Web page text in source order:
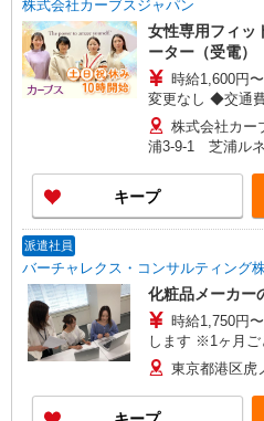
株式会社カーブスジャパン
女性専用フィッ
ーター（受電）
時給1,600円
変更なし ◆交通費別途支給（上限2,000円/日）
《月収例》 月収
8.5時間×月4日※
×月16日※火〜金曜日 ※1ヵ月単位の変
制
株式会社カー
浦3-9-1 芝浦ル
キープ
派遣社員
バーチャレクス・コンサルティング
化粧品メーカー
時給1,750円〜 ※残業代は1分単位で全額支給
します ※1ヶ月ごとのシフ
ンティブ7万円支
む6か月継続勤務
ます！ ＜収入例＞ 1750円×7h×週5(20日)＝
東京都港区虎